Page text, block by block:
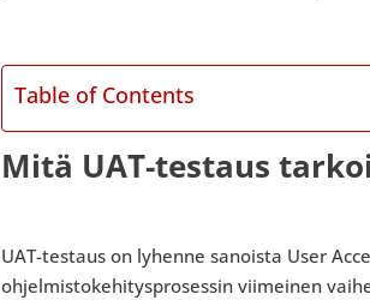
Table of Contents
Mitä UAT-testaus
UAT-testaus on lyhenne sanoista User
ohjelmistokehitysprosessin viimeinen